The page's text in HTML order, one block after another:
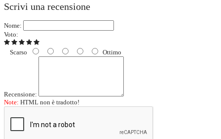
Scrivi una recensione
Nome:
Voto:
Scarso Ottimo
Recensione:
Note: HTML non è tradotto!